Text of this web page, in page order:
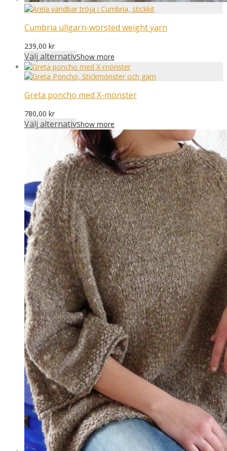
Cumbria ullgarn-worsted weight yarn
239,00 kr
Välj alternativShow more
Greta poncho med X-mönster
780,00 kr
Välj alternativShow more